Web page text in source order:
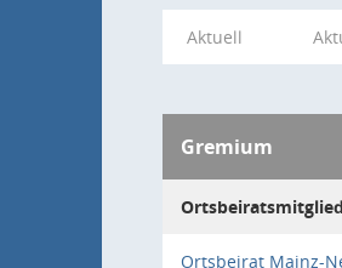
Aktuell
Gremium
Ortsbeirat Mainz-